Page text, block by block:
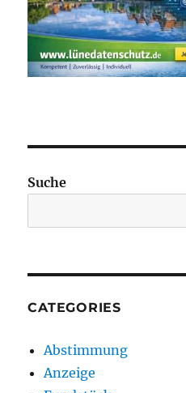
Suche
CATEGORIES
Abstimmung
Anzeige